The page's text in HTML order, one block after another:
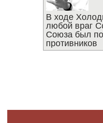
В ходе
любой враг
Союза был
противников